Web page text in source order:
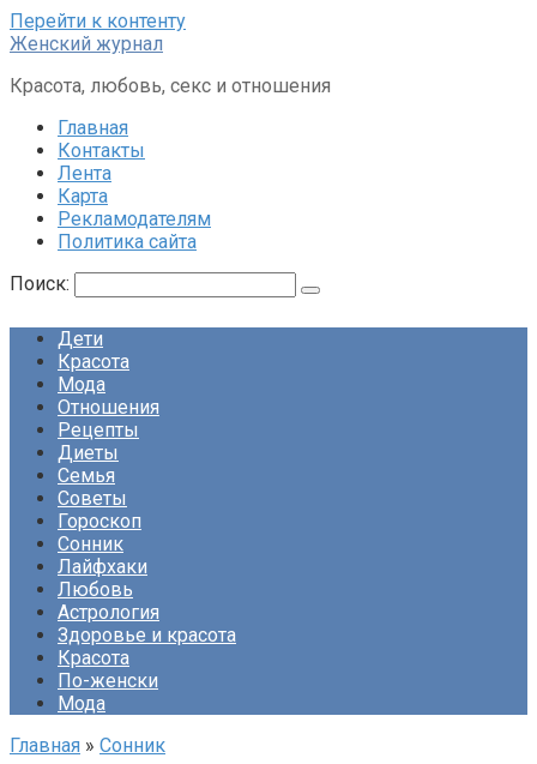
Перейти к контенту
Женский журнал
Красота, любовь, секс и отношения
Главная
Контакты
Лента
Карта
Рекламодателям
Политика сайта
Поиск:
Дети
Красота
Мода
Отношения
Рецепты
Диеты
Семья
Советы
Гороскоп
Сонник
Лайфхаки
Любовь
Астрология
Здоровье и красота
Красота
По-женски
Мода
Главная » Сонник